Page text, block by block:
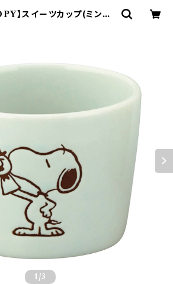
】スイーツカップ(ミント)
1 /3